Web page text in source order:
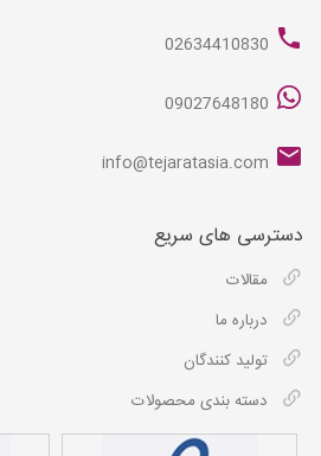
02634410830
09027648180
info@tejaratasia.com
دسترسی های سریع
مقالات
درباره ما
تولید کنندگان
دسته بندی محصولات